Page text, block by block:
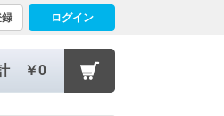
ログイン
￥0